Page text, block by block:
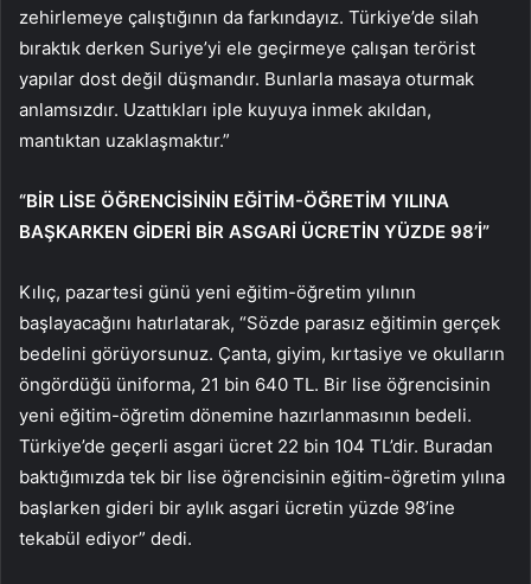
zehirlemeye çalıştığının da farkındayız. Türkiye’de silah
bıraktık derken Suriye’yi ele geçirmeye çalışan terörist
yapılar dost değil düşmandır. Bunlarla masaya oturmak
anlamsızdır. Uzattıkları iple kuyuya inmek akıldan,
mantıktan uzaklaşmaktır.”
“BİR LİSE ÖĞRENCİSİNİN EĞİTİM-ÖĞRETİM YILINA
BAŞKARKEN GİDERİ BİR ASGARİ ÜCRETİN YÜZDE 98’İ”
Kılıç, pazartesi günü yeni eğitim-öğretim yılının
başlayacağını hatırlatarak, “Sözde parasız eğitimin gerçek
bedelini görüyorsunuz. Çanta, giyim, kırtasiye ve okulların
öngördüğü üniforma, 21 bin 640 TL. Bir lise öğrencisinin
yeni eğitim-öğretim dönemine hazırlanmasının bedeli.
Türkiye’de geçerli asgari ücret 22 bin 104 TL’dir. Buradan
baktığımızda tek bir lise öğrencisinin eğitim-öğretim yılına
başlarken gideri bir aylık asgari ücretin yüzde 98’ine
tekabül ediyor” dedi.